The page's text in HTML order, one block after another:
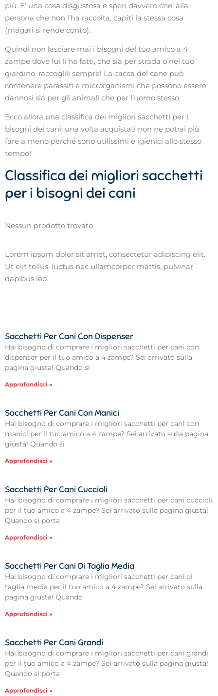
più. E’ una cosa disgustosa e speri davvero che, alla
persona che non l’ha raccolta, capiti la stessa cosa
(magari si rende conto).
Quindi non lasciare mai i bisogni del tuo amico a 4
zampe dove lui li ha fatti, che sia per strada o nel tuo
giardino: raccoglili sempre! La cacca del cane può
contenere parassiti e microrganismi che possono essere
dannosi sia per gli animali che per l’uomo stesso.
Ecco allora una classifica dei migliori sacchetti per i
bisogni dei cani: una volta acquistati non ne potrai più
fare a meno perché sono utilissimi e igienici allo stesso
tempo!
Classifica dei migliori sacchetti
per i bisogni dei cani
Nessun prodotto trovato
Lorem ipsum dolor sit amet, consectetur adipiscing elit.
Ut elit tellus, luctus nec ullamcorper mattis, pulvinar
dapibus leo.
Sacchetti Per Cani Con Dispenser
Hai bisogno di comprare i migliori sacchetti per cani con
dispenser per il tuo amico a 4 zampe? Sei arrivato sulla
pagina giusta! Quando si
Approfondisci »
Sacchetti Per Cani Con Manici
Hai bisogno di comprare i migliori sacchetti per cani con
manici per il tuo amico a 4 zampe? Sei arrivato sulla pagina
giusta! Quando si
Approfondisci »
Sacchetti Per Cani Cuccioli
Hai bisogno di comprare i migliori sacchetti per cani cuccioli
per il tuo amico a 4 zampe? Sei arrivato sulla pagina giusta!
Quando si porta
Approfondisci »
Sacchetti Per Cani Di Taglia Media
Hai bisogno di comprare i migliori sacchetti per cani di
taglia media per il tuo amico a 4 zampe? Sei arrivato sulla
pagina giusta! Quando
Approfondisci »
Sacchetti Per Cani Grandi
Hai bisogno di comprare i migliori sacchetti per cani grandi
per il tuo amico a 4 zampe? Sei arrivato sulla pagina giusta!
Quando si porta
Approfondisci »